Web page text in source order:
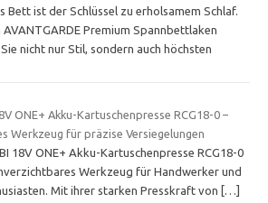
Bett ist der Schlüssel zu erholsamem Schlaf.
Premium Spannbettlaken
nicht nur Stil, sondern auch höchsten
ONE+ Akku-Kartuschenpresse RCG18-0 –
Werkzeug für präzise Versiegelungen
18V ONE+ Akku-Kartuschenpresse RCG18-0
Werkzeug für Handwerker und
Mit ihrer starken Presskraft von […]